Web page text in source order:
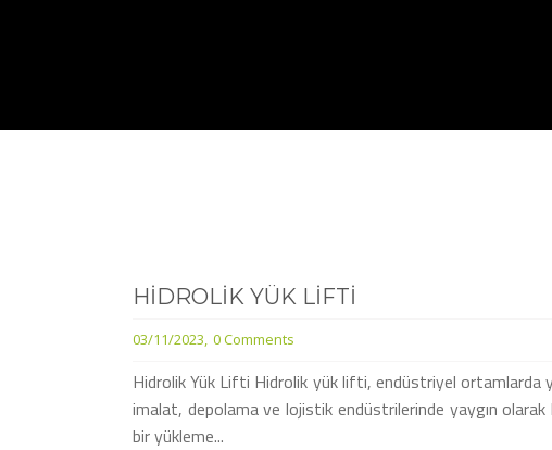
HIDROLIK YÜK LIFTI
03/11/2023 0 Comments
Hidrolik Yük Lifti Hidrolik yük lifti, endüstriyel ortamlarda
imalat, depolama ve lojistik endüstrilerinde yaygın
bir yükleme...